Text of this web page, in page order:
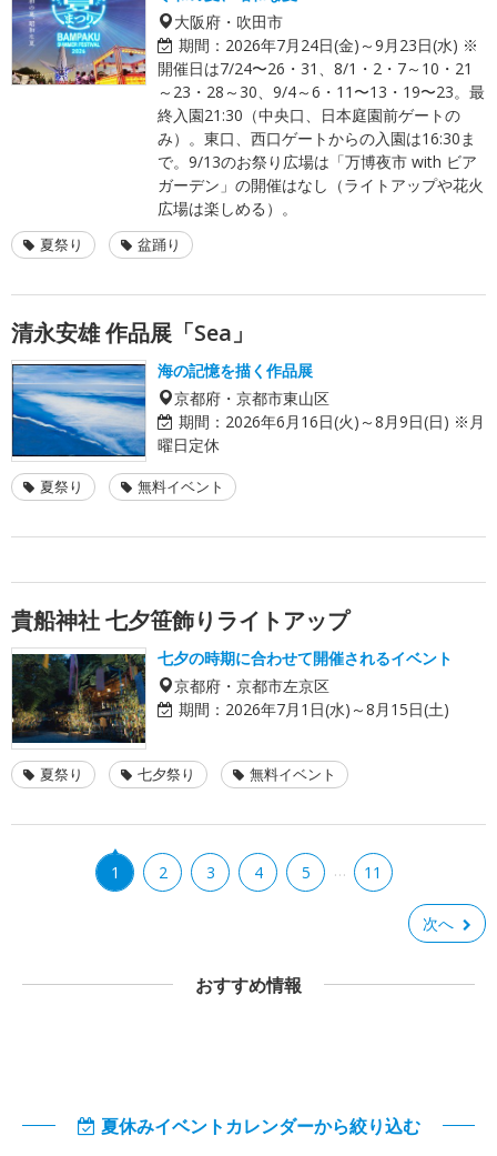
大阪府・吹田市
期間： 2026年7月24日(金)～9月23日(水) ※
開催日は7/24〜26・31、8/1・2・7～10・21
～23・28～30、9/4～6・11〜13・19〜23。最
終入園21:30（中央口、日本庭園前ゲートの
み）。東口、西口ゲートからの入園は16:30ま
で。9/13のお祭り広場は「万博夜市 with ビア
ガーデン」の開催はなし（ライトアップや花火
広場は楽しめる）。
夏祭り 盆踊り
清永安雄 作品展「Sea」
海の記憶を描く作品展
京都府・京都市東山区
期間： 2026年6月16日(火)～8月9日(日) ※月
曜日定休
夏祭り 無料イベント
貴船神社 七夕笹飾りライトアップ
七夕の時期に合わせて開催されるイベント
京都府・京都市左京区
期間： 2026年7月1日(水)～8月15日(土)
夏祭り 七夕祭り 無料イベント
1 2 3 4 5 … 11
次へ
おすすめ情報
夏休みイベントカレンダーから絞り込む